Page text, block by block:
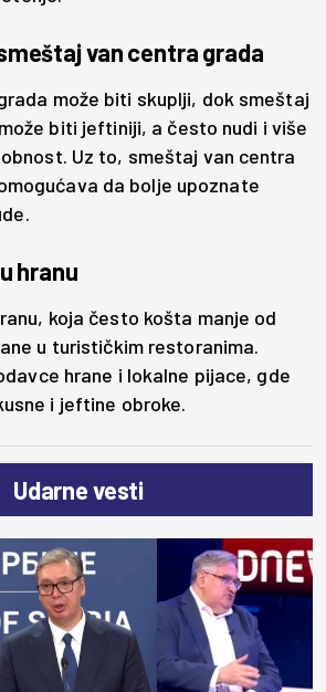
van centra grada
može biti skuplji, dok smeštaj
biti jeftiniji, a često nudi i više
Uz to, smeštaj van centra
da bolje upoznate
hranu
koja često košta manje od
u turističkim restoranima.
hrane i lokalne pijace, gde
i jeftine obroke.
Udarne vesti